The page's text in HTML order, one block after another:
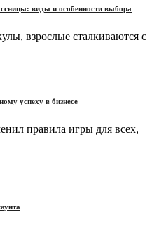
виды и особенности выбора
взрослые сталкиваются с
успеху в бизнесе
правила игры для всех,